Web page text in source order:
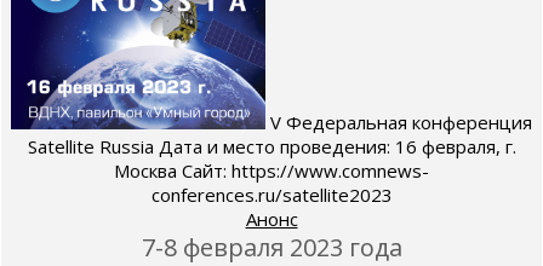
V Федеральная конференция
Satellite Russia Дата и место проведения: 16 февраля, г.
Москва Сайт: https://www.comnews-
conferences.ru/satellite2023
Анонс
7-8 февраля 2023 года